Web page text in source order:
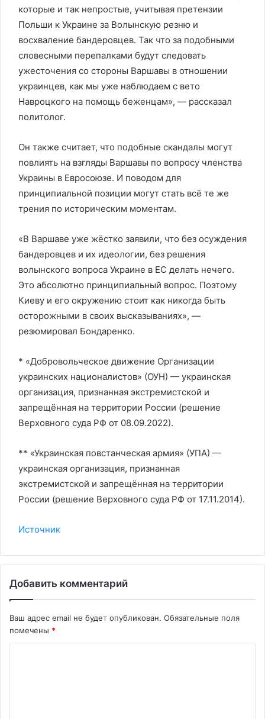
которые и так непростые, учитывая претензии
Польши к Украине за Волынскую резню и
восхваление бандеровцев. Так что за подобными
словесными перепалками будут следовать
ужесточения со стороны Варшавы в отношении
украинцев, как мы уже наблюдаем с вето
Навроцкого на помощь беженцам», — рассказал
политолог.
Он также считает, что подобные скандалы могут
повлиять на взгляды Варшавы по вопросу членства
Украины в Евросоюзе. И поводом для
принципиальной позиции могут стать всё те же
трения по историческим моментам.
«В Варшаве уже жёстко заявили, что без осуждения
бандеровцев и их идеологии, без решения
волынского вопроса Украине в ЕС делать нечего.
Это абсолютно принципиальный вопрос. Поэтому
Киеву и его окружению стоит как никогда быть
осторожными в своих высказываниях», —
резюмировал Бондаренко.
* «Добровольческое движение Организации
украинских националистов» (ОУН) — украинская
организация, признанная экстремистской и
запрещённая на территории России (решение
Верховного суда РФ от 08.09.2022).
** «Украинская повстанческая армия» (УПА) —
украинская организация, признанная
экстремистской и запрещённая на территории
России (решение Верховного суда РФ от 17.11.2014).
Источник
Добавить комментарий
Ваш адрес email не будет опубликован. Обязательные поля
помечены *